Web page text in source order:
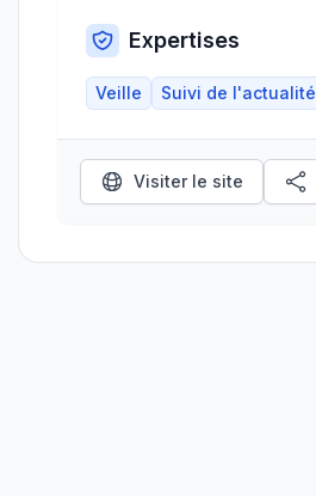
Expertises
Veille Suivi de l'actualité
Visiter le site